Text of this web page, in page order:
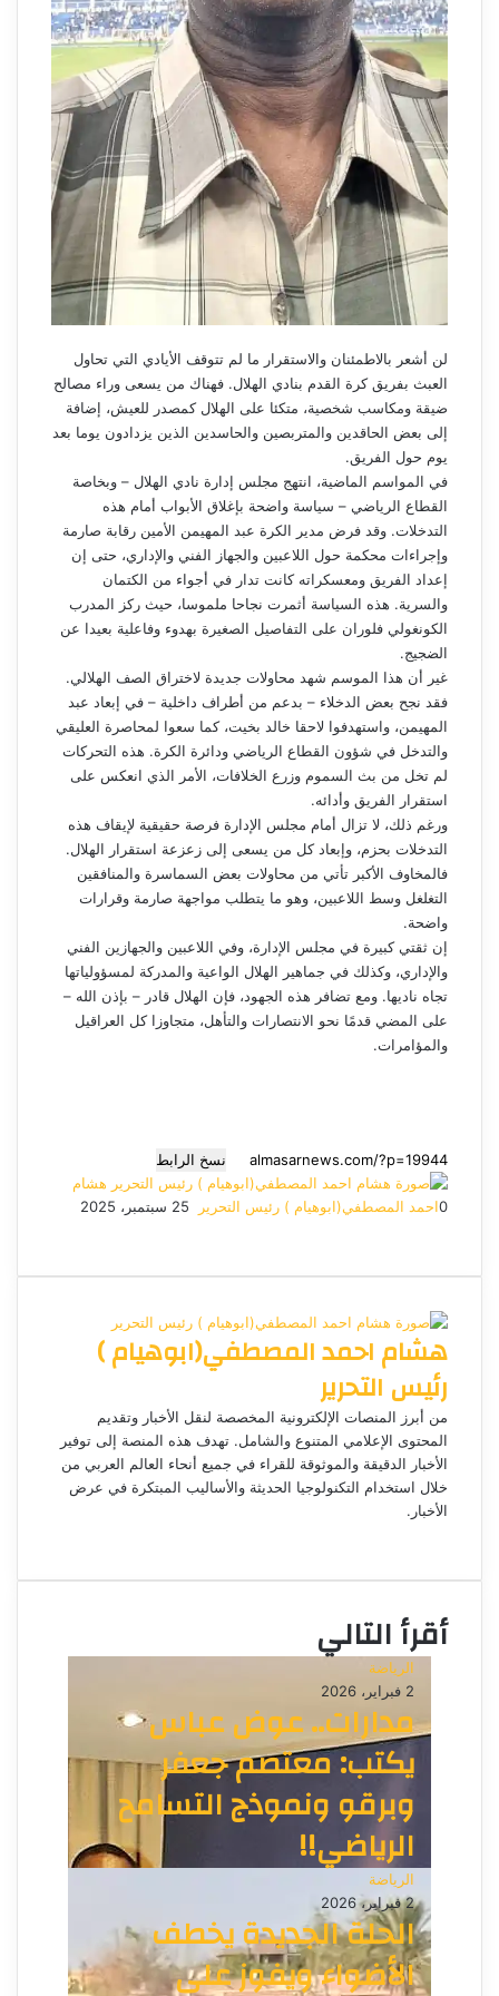
لن أشعر بالاطمئنان والاستقرار ما لم تتوقف الأيادي التي تحاول
العبث بفريق كرة القدم بنادي الهلال. فهناك من يسعى وراء مصالح
ضيقة ومكاسب شخصية، متكئا على الهلال كمصدر للعيش، إضافة
إلى بعض الحاقدين والمتربصين والحاسدين الذين يزدادون يوما بعد
يوم حول الفريق.
في المواسم الماضية، انتهج مجلس إدارة نادي الهلال – وبخاصة
القطاع الرياضي – سياسة واضحة بإغلاق الأبواب أمام هذه
التدخلات. وقد فرض مدير الكرة عبد المهيمن الأمين رقابة صارمة
وإجراءات محكمة حول اللاعبين والجهاز الفني والإداري، حتى إن
إعداد الفريق ومعسكراته كانت تدار في أجواء من الكتمان
والسرية. هذه السياسة أثمرت نجاحا ملموسا، حيث ركز المدرب
الكونغولي فلوران على التفاصيل الصغيرة بهدوء وفاعلية بعيدا عن
الضجيج.
غير أن هذا الموسم شهد محاولات جديدة لاختراق الصف الهلالي.
فقد نجح بعض الدخلاء – بدعم من أطراف داخلية – في إبعاد عبد
المهيمن، واستهدفوا لاحقا خالد بخيت، كما سعوا لمحاصرة العليقي
والتدخل في شؤون القطاع الرياضي ودائرة الكرة. هذه التحركات
لم تخل من بث السموم وزرع الخلافات، الأمر الذي انعكس على
استقرار الفريق وأدائه.
ورغم ذلك، لا تزال أمام مجلس الإدارة فرصة حقيقية لإيقاف هذه
التدخلات بحزم، وإبعاد كل من يسعى إلى زعزعة استقرار الهلال.
فالمخاوف الأكبر تأتي من محاولات بعض السماسرة والمنافقين
التغلغل وسط اللاعبين، وهو ما يتطلب مواجهة صارمة وقرارات
واضحة.
إن ثقتي كبيرة في مجلس الإدارة، وفي اللاعبين والجهازين الفني
والإداري، وكذلك في جماهير الهلال الواعية والمدركة لمسؤولياتها
تجاه ناديها. ومع تضافر هذه الجهود، فإن الهلال قادر – بإذن الله –
على المضي قدمًا نحو الانتصارات والتأهل، متجاوزا كل العراقيل
والمؤامرات.
نسخ الرابط
هشام
احمد المصطفي(ابوهيام ) رئيس التحرير
أ
ل
ر
د
إ
ل
ك
ت
ي
25 سبتمبر، 2025
0
س
و
ك
س
ج
س
ج
ر
ت
ا
ب
ل
ر
ا
هشام احمد المصطفي(ابوهيام )
رئيس التحرير
من أبرز المنصات الإلكترونية المخصصة لنقل الأخبار وتقديم
المحتوى الإعلامي المتنوع والشامل. تهدف هذه المنصة إلى توفير
الأخبار الدقيقة والموثوقة للقراء في جميع أنحاء العالم العربي من
خلال استخدام التكنولوجيا الحديثة والأساليب المبتكرة في عرض
الأخبار.
ق
اأقرأ التالي
الرياضة
2 فبراير، 2026
مدارات.. عوض عباس
يكتب: معتصم جعفر
وبرقو ونموذج التسامح
الرياضي!!
الرياضة
2 فبراير، 2026
الحلة الجديدة يخطف
الأضواء ويفوز على